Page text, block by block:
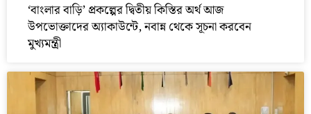
‘বাংলার বাড়ি’ প্রকল্পের দ্বিতীয় কিস্তির অর্থ আজ
উপভোক্তাদের অ্যাকাউন্টে, নবান্ন থেকে সূচনা করবেন
মুখ্যমন্ত্রী